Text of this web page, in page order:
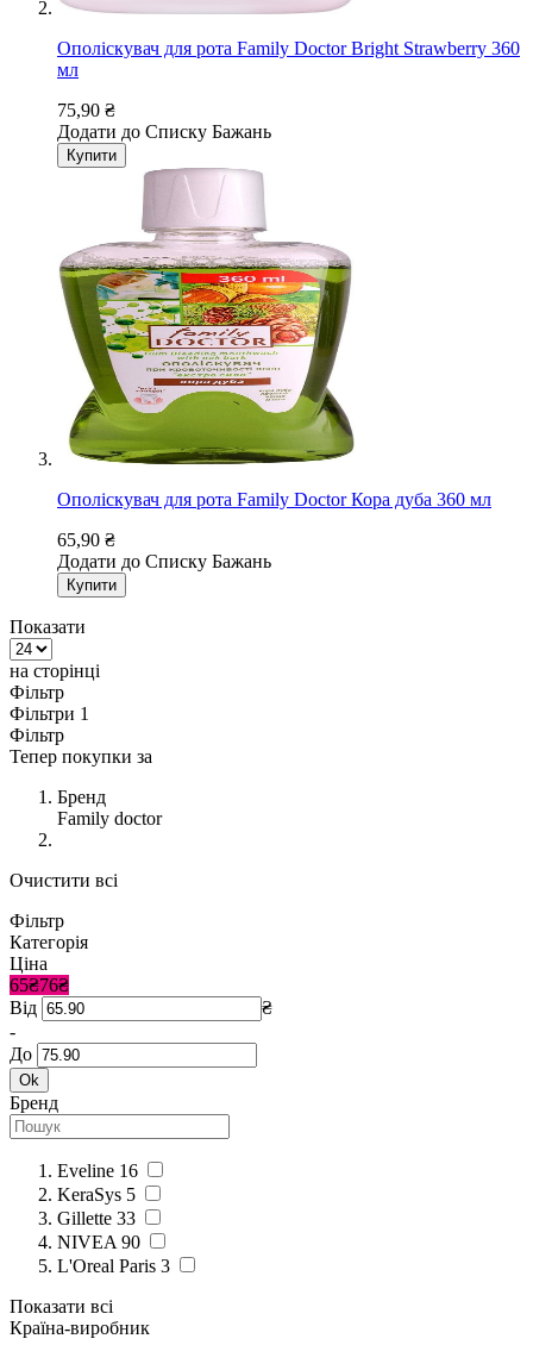
Ополіскувач для рота Family Doctor Bright Strawberry 360
мл
75,90 ₴
Додати до Списку Бажань
Купити
Ополіскувач для рота Family Doctor Кора дуба 360 мл
65,90 ₴
Додати до Списку Бажань
Купити
Показати
на сторінці
Фільтр
Фільтри 1
Фільтр
Тепер покупки за
Бренд
Family doctor
Очистити всі
Фільтр
Категорія
Ціна
65₴76₴
Від
₴
-
До
Ok
Бренд
Eveline 16
KeraSys 5
Gillette 33
NIVEA 90
L'Oreal Paris 3
Показати всі
Країна-виробник